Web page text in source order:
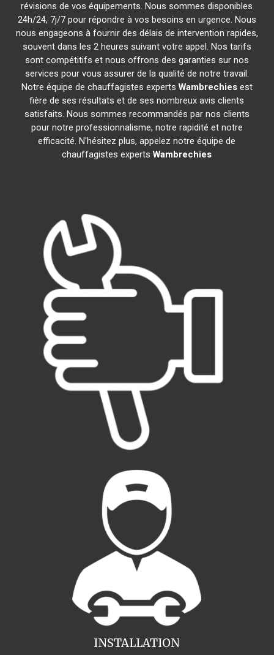
révisions de vos équipements. Nous sommes disponibles
24h/24, 7j/7 pour répondre à vos besoins en urgence. Nous
nous engageons à fournir des délais de intervention rapides,
souvent dans les 2 heures suivant votre appel. Nos tarifs
sont compétitifs et nous offrons des garanties sur nos
services pour vous assurer de la qualité de notre travail.
Notre équipe de chauffagistes experts Wambrechiesest
fière de ses résultats et de ses nombreux avis clients
satisfaits. Nous sommes recommandés par nos clients
pour notre professionnalisme, notre rapidité et notre
efficacité. N'hésitez plus, appelez notre équipe de
chauffagistes expertsWambrechies
INSTALLATION